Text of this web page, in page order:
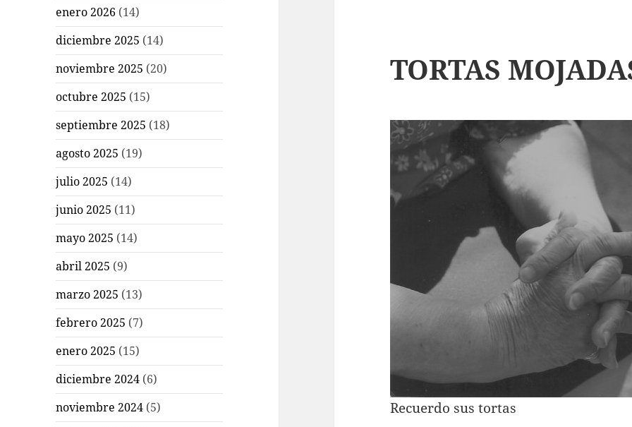
enero 2026 (14)
diciembre 2025 (14)
noviembre 2025 (20)
octubre 2025 (15)
septiembre 2025 (18)
agosto 2025 (19)
julio 2025 (14)
junio 2025 (11)
mayo 2025 (14)
abril 2025 (9)
marzo 2025 (13)
febrero 2025 (7)
enero 2025 (15)
diciembre 2024 (6)
noviembre 2024 (5)
TORTAS
Recuerdo sus tortas